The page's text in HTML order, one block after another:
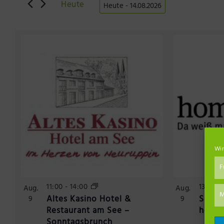
nach
Heute Heute - 14.08.2026
Aug.
9
11:00 -14:00
Altes Kasino Hotel &
Restaurant am See –
Aug.
9
13:00-